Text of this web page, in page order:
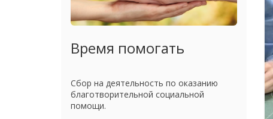
Время помогать
Сбор на деятельность по оказанию
благотворительной социальной
помощи.